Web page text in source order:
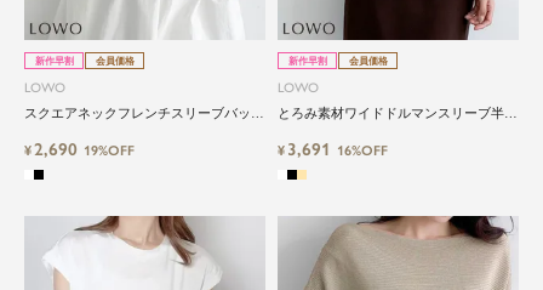
新作早割 会員価格
LOWO
スクエアネックフレンチスリーブバック
¥2,690 19%OFF
新作早割 会員価格
LOWO
とろみ素材ワイドドルマンスリーブ半袖
¥ 3,691 16%OFF